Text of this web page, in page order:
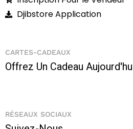
Djibstore Application
CARTES-CADEAUX
Offrez Un Cadeau
RÉSEAUX SOCIAUX